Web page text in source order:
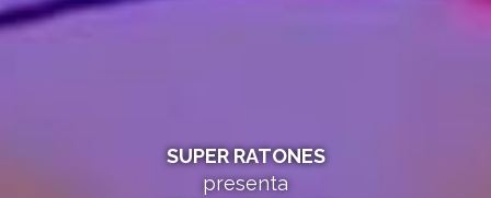
SUPER RATONES
presenta